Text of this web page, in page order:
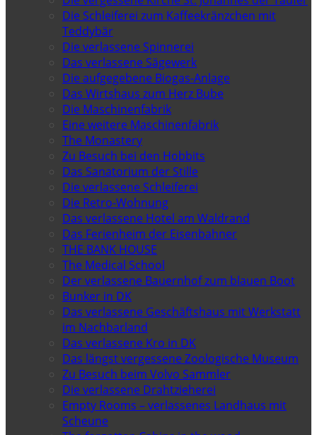
Die Schleiferei zum Kaffeekränzchen mit
Teddybär
Die verlassene Spinnerei
Das verlassene Sägewerk
Die aufgegebene Biogas-Anlage
Das Wirtshaus zum Herz Bube
Die Maschinenfabrik
Eine weitere Maschinenfabrik
The Monastery
Zu Besuch bei den Hobbits
Das Sanatorium der Stille
Die verlassene Schleiferei
Die Retro-Wohnung
Das verlassene Hotel am Waldrand
Das Ferienheim der Eisenbahner
THE BANK HOUSE
The Medical School
Der verlassene Bauernhof zum blauen Boot
Bunker in DK
Das verlassene Geschäftshaus mit Werkstatt
im Nachbarland
Das verlassene Kro in DK
Das längst vergessene Zoologische Museum
Zu Besuch beim Volvo Sammler
Die verlassene Drahtzieherei
Empty Rooms – verlassenes Landhaus mit
Scheune